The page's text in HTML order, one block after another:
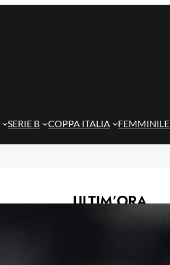
SERIE B COPPA ITALIA FEMMINILE
ULTIM’ORA